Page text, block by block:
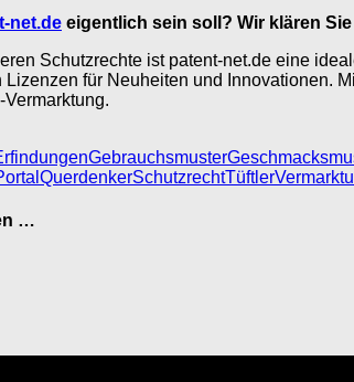
net.de eigentlich sein soll? Wir klären
Schutzrechte ist patent-net.de eine
für Neuheiten und Innovationen.
Gebrauchsmuster
QuerdenkerSchutzrechtTüftler
…